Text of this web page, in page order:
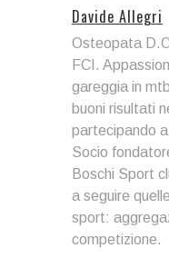
Davide Allegri
Osteopata
FCI.
gareggia in
buoni risultati
partecipando
Socio
Boschi Sport
a seguire
sport:
competizione.